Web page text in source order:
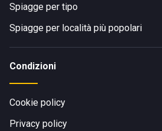
Spiagge per tipo
Spiagge per località più popolari
Condizioni
Cookie policy
Privacy policy